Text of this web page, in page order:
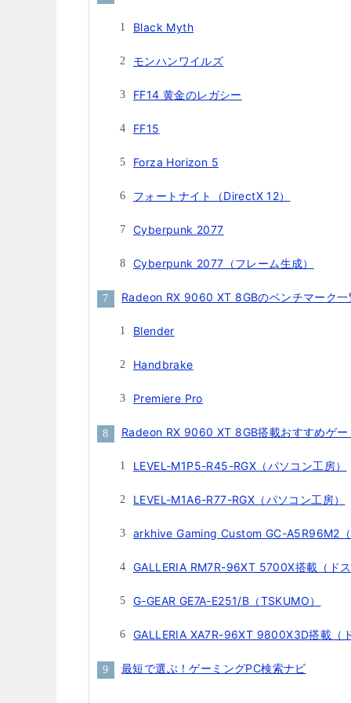
Black Myth
モンハンワイルズ
FF14 黄金のレガシー
FF15
Forza Horizon 5
フォートナイト（DirectX 12）
Cyberpunk 2077
Cyberpunk 2077（フレーム生成）
Radeon RX 9060 XT 8GBのベンチマーク一
Blender
Handbrake
Premiere Pro
Radeon RX 9060 XT 8GB搭載おすすめゲー
LEVEL-M1P5-R45-RGX（パソコン工房）
LEVEL-M1A6-R77-RGX（パソコン工房）
arkhive Gaming Custom GC-A5R96M2（
GALLERIA RM7R-96XT 5700X搭載（ドス
G-GEAR GE7A-E251/B（TSKUMO）
GALLERIA XA7R-96XT 9800X3D搭載（ド
最短で選ぶ！ゲーミングPC検索ナビ